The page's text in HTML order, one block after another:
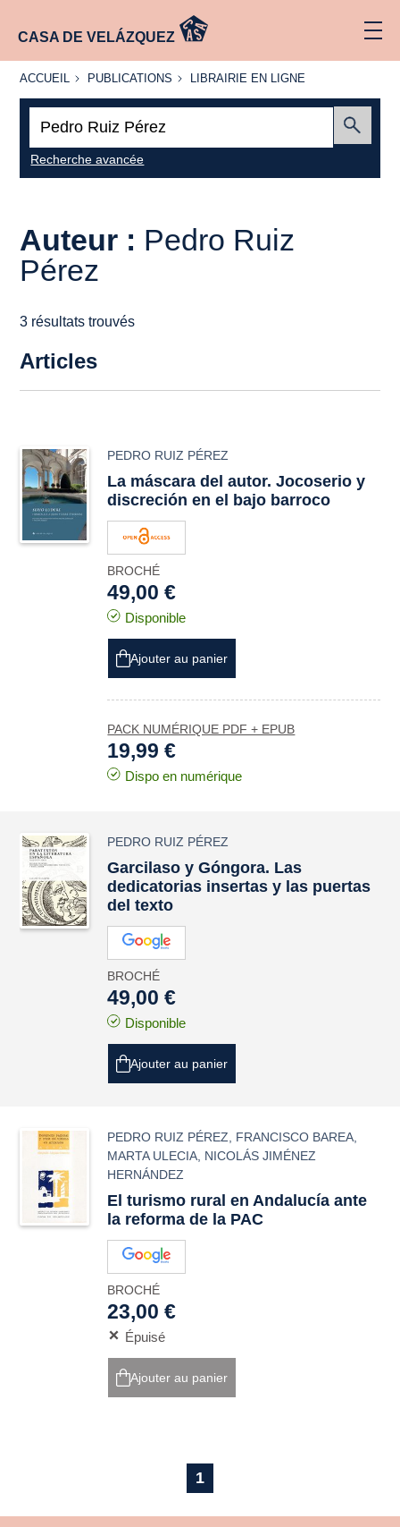
CASA DE VELÁZQUEZ
ACCUEIL
ACCUEIL PUBLICATIONS
PUBLICATIONS
LIBRAIRIE
LIBRAIRIE EN LIGNE
Recherche avancée
Auteur : Pedro Ruiz
Pérez
3 résultats trouvés
Articles
PEDRO RUIZ PÉREZ
La máscara del autor. Jocoserio y
discreción en el bajo barroco
BROCHÉ
49,00 €
Disponible
Ajouter au panier
PACK NUMÉRIQUE PDF + EPUB
19,99 €
Dispo en numérique
PEDRO RUIZ PÉREZ
Garcilaso y Góngora. Las
dedicatorias insertas y las puertas
del texto
BROCHÉ
49,00 €
Disponible
Ajouter au panier
PEDRO RUIZ PÉREZ FRANCISCO BAREA
MARTA ULECIA NICOLÁS JIMÉNEZ
HERNÁNDEZ
El turismo rural en Andalucía ante
la reforma de la PAC
BROCHÉ
23,00 €
Épuisé
Ajouter au panier
1